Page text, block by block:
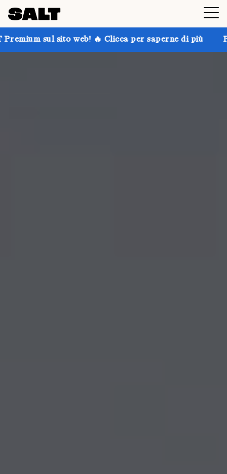
web! 🔥 Clicca per saperne di più Prendi fino al